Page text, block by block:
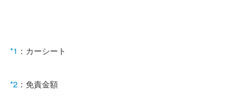
*1 ：カーシート
*2 ：免責金額